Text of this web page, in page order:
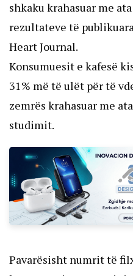
shkaku krahasuar me
rezultateve të
Heart Journal.
Konsumuesit e kafesë
31% më të ulët për të
zemrës krahasuar me
studimit.
Pavarësisht numrit të